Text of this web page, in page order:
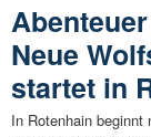
Neue
startet in
In Rotenhain beginnt